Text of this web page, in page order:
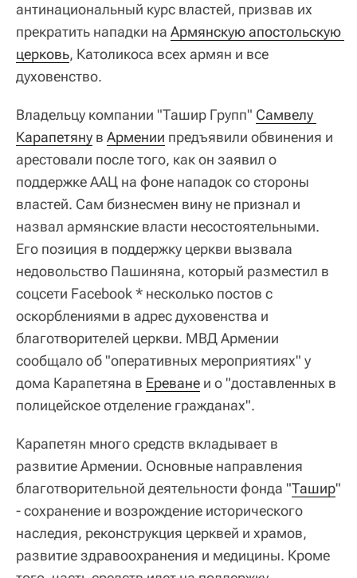
антинациональный курс властей, призвав их
прекратить нападки на Армянскую апостольскую
церковь, Католикоса всех армян и все
духовенство.
Владельцу компании "Ташир Групп" Самвелу
Карапетяну в Армении предъявили обвинения и
арестовали после того, как он заявил о
поддержке ААЦ на фоне нападок со стороны
властей. Сам бизнесмен вину не признал и
назвал армянские власти несостоятельными.
Его позиция в поддержку церкви вызвала
недовольство Пашиняна, который разместил в
соцсети Facebook * несколько постов с
оскорблениями в адрес духовенства и
благотворителей церкви. МВД Армении
сообщало об "оперативных мероприятиях" у
дома Карапетяна в Ереване и о "доставленных в
полицейское отделение гражданах".
Карапетян много средств вкладывает в
развитие Армении. Основные направления
благотворительной деятельности фонда "Ташир"
- сохранение и возрождение исторического
наследия, реконструкция церквей и храмов,
развитие здравоохранения и медицины. Кроме